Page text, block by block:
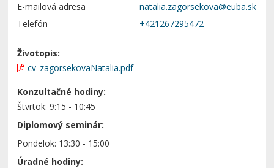
E-mailová adresa
Telefón
+421267295472
Životopis:
cv_zagorsekovaNatalia.pdf
Konzultačné hodiny:
Štvrtok: 9:15 - 10:45
Diplomový seminár:
Pondelok: 13:30 - 15:00
Úradné hodiny: